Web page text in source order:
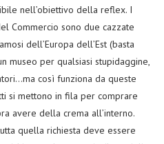
nell’obiettivo della reflex. I
Commercio sono due cazzate
dell’Europa dell’Est (basta
museo per qualsiasi stupidaggine,
così funziona da queste
si mettono in fila per comprare
avere della crema all’interno.
quella richiesta deve essere